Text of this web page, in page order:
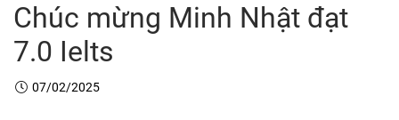
Chúc mừng Minh Nhật đạt
7.0 Ielts
07/02/2025